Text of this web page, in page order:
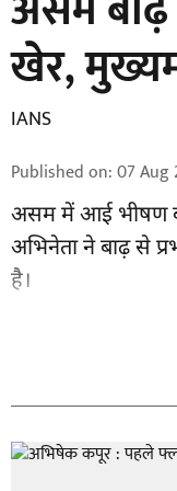
खेर,
IANS
Published on:07 Aug
असम में आई भीषण
अभिनेता ने बाढ़ से
है।